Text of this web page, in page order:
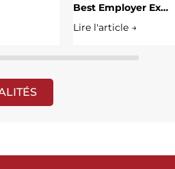
Best Employer Ex…
Lire l'article →